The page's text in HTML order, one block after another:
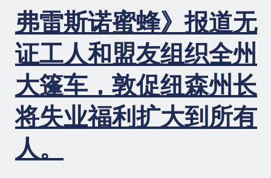
参
与
者
工
作
所
权
利
的
弗雷斯诺蜜蜂》报道无
证工人和盟友组织全州
大篷车，敦促纽森州长
将失业福利扩大到所有
人。